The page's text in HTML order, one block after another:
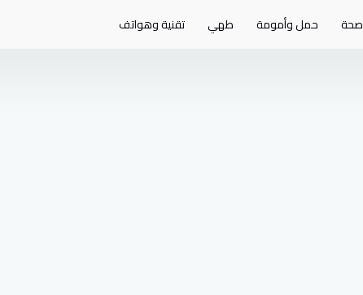
صحة حمل وأمومة طهي تقنية وهواتف